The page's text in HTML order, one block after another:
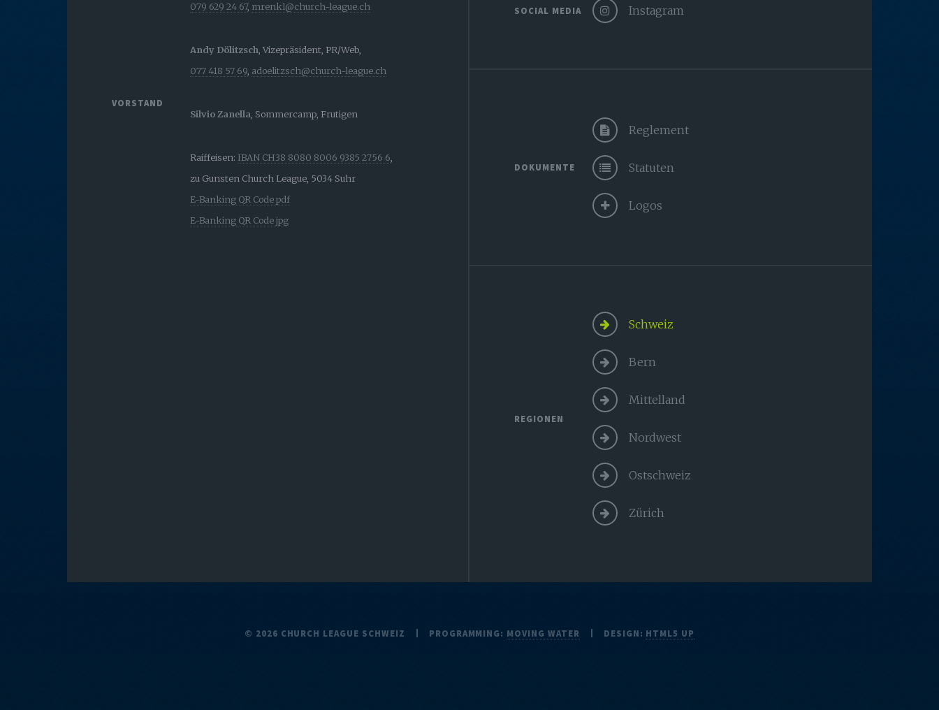
VORSTAND
079 629 24 67, mrenkl@church-league.ch
Andy Dölitzsch, Vizepräsident, PR/Web,
077 418 57 69, adoelitzsch@church-league.ch
Silvio Zanella, Sommercamp, Frutigen
Raiffeisen: IBAN CH38 8080 8006 9385 2756 6,
zu Gunsten Church League, 5034 Suhr
E-Banking QR Code pdf
E-Banking QR Code jpg
SOCIAL MEDIA Instagram
DOKUMENTE
Reglement
Statuten
Logos
REGIONEN
Schweiz
Bern
Mittelland
Nordwest
Ostschweiz
Zürich
© 2026 CHURCH LEAGUE SCHWEIZ PROGRAMMING: MOVING WATER DESIGN: HTML5 UP